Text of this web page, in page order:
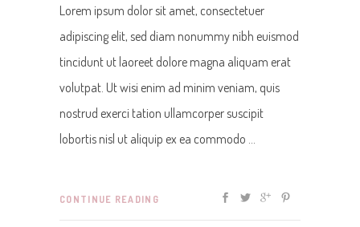
Lorem ipsum dolor sit amet, consectetuer
adipiscing elit, sed diam nonummy nibh euismod
tincidunt ut laoreet dolore magna aliquam erat
volutpat. Ut wisi enim ad minim veniam, quis
nostrud exerci tation ullamcorper suscipit
lobortis nisl ut aliquip ex ea commodo
CONTINUE READING